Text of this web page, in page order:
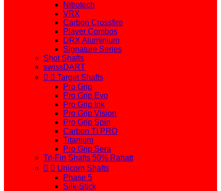
Nitrotech
VRX
Carbon Crossfire
Player Combos
DRX Aluminium
Signature Series
Shot Shafts
swissDART
  Target Shafts
Pro Grip
Pro Grip Evo
Pro Grip Ink
Pro Grip Vision
Pro Grip Spin
Carbon TI PRO
Titanium
Pro Grip Sera
Tri-Fin Shafts 50% Rabatt
  Unicorn Shafts
Phase 5
Silk-Stick